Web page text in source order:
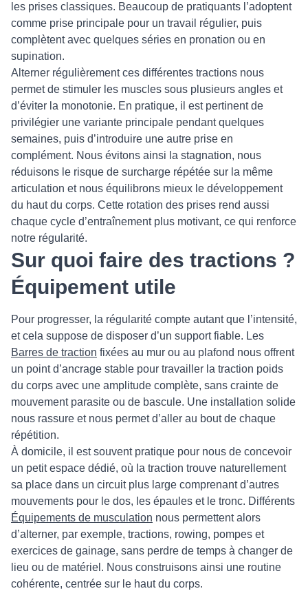
les prises classiques. Beaucoup de pratiquants l’adoptent
comme prise principale pour un travail régulier, puis
complètent avec quelques séries en pronation ou en
supination.
Alterner régulièrement ces différentes tractions nous
permet de stimuler les muscles sous plusieurs angles et
d’éviter la monotonie. En pratique, il est pertinent de
privilégier une variante principale pendant quelques
semaines, puis d’introduire une autre prise en
complément. Nous évitons ainsi la stagnation, nous
réduisons le risque de surcharge répétée sur la même
articulation et nous équilibrons mieux le développement
du haut du corps. Cette rotation des prises rend aussi
chaque cycle d’entraînement plus motivant, ce qui renforce
notre régularité.
Sur quoi faire des tractions ?
Équipement utile
Pour progresser, la régularité compte autant que l’intensité,
et cela suppose de disposer d’un support fiable. Les
Barres de traction fixées au mur ou au plafond nous offrent
un point d’ancrage stable pour travailler la traction poids
du corps avec une amplitude complète, sans crainte de
mouvement parasite ou de bascule. Une installation solide
nous rassure et nous permet d’aller au bout de chaque
répétition.
À domicile, il est souvent pratique pour nous de concevoir
un petit espace dédié, où la traction trouve naturellement
sa place dans un circuit plus large comprenant d’autres
mouvements pour le dos, les épaules et le tronc. Différents
Équipements de musculation nous permettent alors
d’alterner, par exemple, tractions, rowing, pompes et
exercices de gainage, sans perdre de temps à changer de
lieu ou de matériel. Nous construisons ainsi une routine
cohérente, centrée sur le haut du corps.